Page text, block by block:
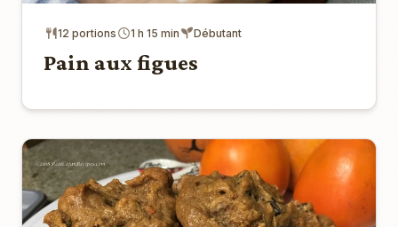
12 portions 1 h 15 min Débutant
Pain aux figues